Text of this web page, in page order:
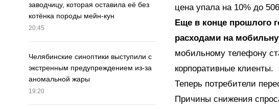
заводчицу, которая оставила её без
котёнка породы мейн-кун
20:45
Челябинские синоптики выступили с
экстренным предупреждением из-за
аномальной жары
19:20
цена упала на 10% до
Еще в конце прошлого
расходами на
мобильному телефону
корпоративные клиенты.
Теперь потребители
Причины снижения